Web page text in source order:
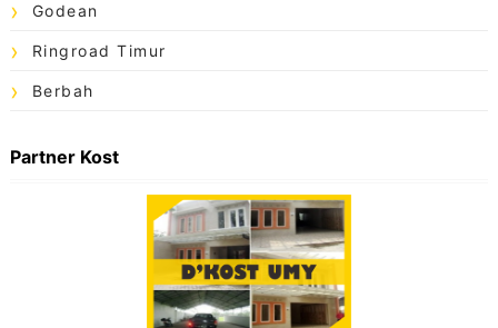
Godean
Ringroad Timur
Berbah
Partner Kost